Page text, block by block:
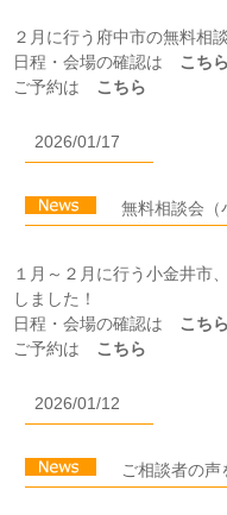
２月に行う府中市の無料相
日程・会場の確認は こちら
ご予約は こちら
2026/01/17
無料相談会（
１月～２月に行う小金井市
しました！
日程・会場の確認は こちら
ご予約は こちら
2026/01/12
ご相談者の声